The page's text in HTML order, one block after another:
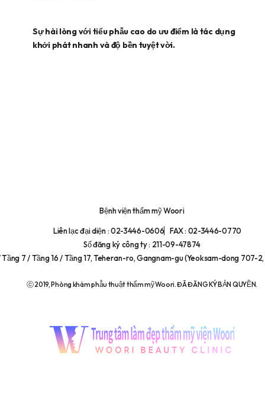
Sự hài lòng với tiểu phẫu cao do ưu điểm là tác dụng
khởi phát nhanh và độ bền tuyệt vời.
Bệnh viện thẩm mỹ Woori
Liên lạc đại diện : 02-3446-0606
FAX : 02-3446-0770
Số đăng ký công ty : 211-09-47874
Tầng 7 / Tầng 16 / Tầng 17, Teheran-ro, Gangnam-gu (Yeoksam-dong 707-
ⓒ 2019, Phòng khám phẫu thuật thẩm mỹ Woori. ĐÃ ĐĂNG KÝ BẢN QUYỀN.